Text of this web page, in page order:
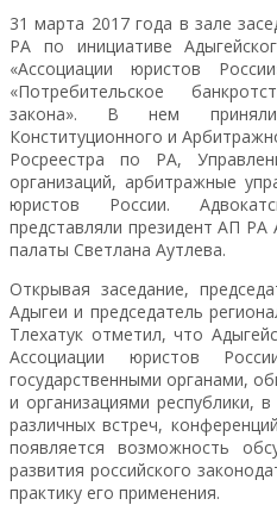
31 марта 2017 года в зале
РА по инициативе
«Ассоциации юристов
«Потребительское
закона». В нем приняли
Конституционного и
Росреестра по РА,
организаций, арбитражные
юристов России.
представляли президент АП
палаты Светлана Аутлева.
Открывая заседание,
Адыгеи и председатель
Тлехатук отметил, что
Ассоциации юристов
государственными органами,
и организациями республики,
различных встреч,
появляется возможность
развития российского
практику его применения.